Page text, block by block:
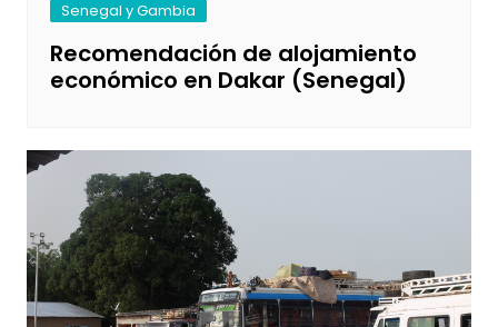
Senegal y Gambia
Recomendación de alojamiento
económico en Dakar (Senegal)